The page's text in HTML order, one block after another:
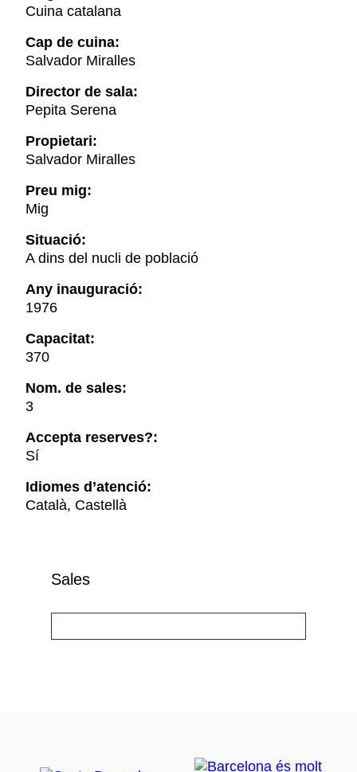
Cuina catalana
Cap de cuina:
Salvador Miralles
Director de sala:
Pepita Serena
Propietari:
Salvador Miralles
Preu mig:
Mig
Situació:
A dins del nucli de població
Any inauguració:
1976
Capacitat:
370
Nom. de sales:
3
Accepta reserves?:
Sí
Idiomes d’atenció:
Català, Castellà
Sales